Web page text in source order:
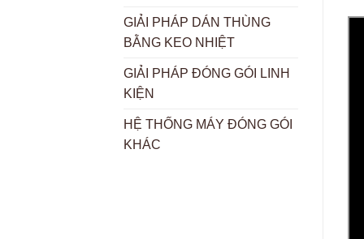
GIẢI PHÁP DÁN THÙNG
BẰNG KEO NHIỆT
GIẢI PHÁP ĐÓNG GÓI LINH
KIỆN
HỆ THỐNG MÁY ĐÓNG GÓI
KHÁC